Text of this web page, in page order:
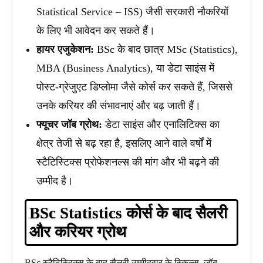
Statistical Service – ISS) जैसी सरकारी नौकरियों
के लिए भी आवेदन कर सकते हैं।
हायर एजुकेशन: BSc के बाद छात्र MSc (Statistics),
MBA (Business Analytics), या डेटा साइंस में
पोस्ट-ग्रेजुएट डिप्लोमा जैसे कोर्स कर सकते हैं, जिससे
उनके करियर की संभावनाएं और बढ़ जाती हैं।
फ्यूचर जॉब ग्रोथ: डेटा साइंस और एनालिटिक्स का
क्षेत्र तेजी से बढ़ रहा है, इसलिए आने वाले वर्षों में
स्टैटिस्टिक्स प्रोफेशनल्स की मांग और भी बढ़ने की
उम्मीद है।
BSc Statistics कोर्स के बाद सैलरी
और करियर ग्रोथ